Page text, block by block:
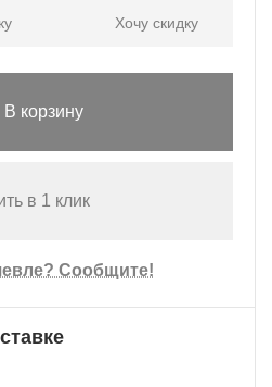
Хочу скидку
В корзину
в 1 клик
Сообщите!